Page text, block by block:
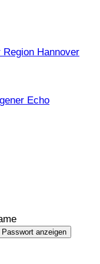
Hannover
Echo
Passwort anzeigen